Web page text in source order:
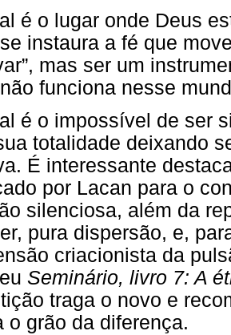
é o lugar onde Deus
instaura a fé que
mas ser um
funciona nesse
é o impossível de ser
totalidade deixando
É interessante
por Lacan para o
silenciosa, além da
pura dispersão, e,
criacionista da
Seminário, livro 7: A
traga o novo e
o grão da diferença.